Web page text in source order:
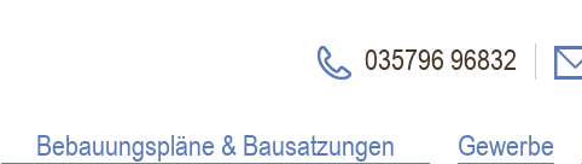
035796 96832
Bebauungspläne & Bausatzungen
Gewerbe